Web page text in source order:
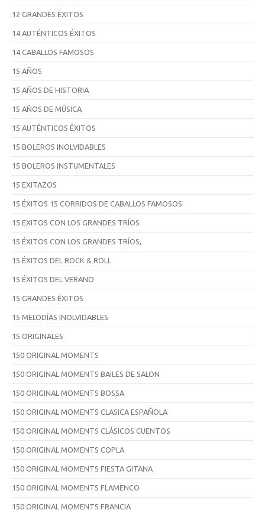
12 GRANDES ÉXITOS
14 AUTÉNTICOS ÉXITOS
14 CABALLOS FAMOSOS
15 AÑOS
15 AÑOS DE HISTORIA
15 AÑOS DE MÚSICA
15 AUTÉNTICOS ÉXITOS
15 BOLEROS INOLVIDABLES
15 BOLEROS INSTUMENTALES
15 EXITAZOS
15 ÉXITOS 15 CORRIDOS DE CABALLOS FAMOSOS
15 EXITOS CON LOS GRANDES TRÍOS
15 ÉXITOS CON LOS GRANDES TRÍOS,
15 ÉXITOS DEL ROCK & ROLL
15 ÉXITOS DEL VERANO
15 GRANDES ÉXITOS
15 MELODÍAS INOLVIDABLES
15 ORIGINALES
150 ORIGINAL MOMENTS
150 ORIGINAL MOMENTS BAILES DE SALON
150 ORIGINAL MOMENTS BOSSA
150 ORIGINAL MOMENTS CLASICA ESPAÑOLA
150 ORIGINAL MOMENTS CLÁSICOS CUENTOS
150 ORIGINAL MOMENTS COPLA
150 ORIGINAL MOMENTS FIESTA GITANA
150 ORIGINAL MOMENTS FLAMENCO
150 ORIGINAL MOMENTS FRANCIA